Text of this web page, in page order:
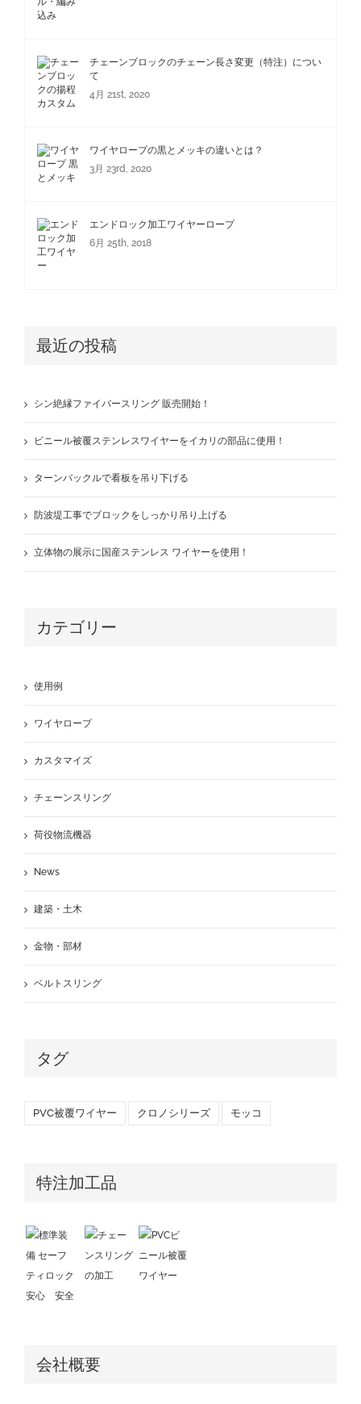
チェーンブロックのチェーン長さ変更（特注）につい
て
4月 21st, 2020
ワイヤロープの黒とメッキの違いとは？
3月 23rd, 2020
エンドロック加工ワイヤーロープ
6月 25th, 2018
最近の投稿
シン絶縁ファイバースリング 販売開始！
ビニール被覆ステンレスワイヤーをイカリの部品に使用！
ターンバックルで看板を吊り下げる
防波堤工事でブロックをしっかり吊り上げる
立体物の展示に国産ステンレス ワイヤーを使用！
カテゴリー
使用例
ワイヤロープ
カスタマイズ
チェーンスリング
荷役物流機器
News
建築・土木
金物・部材
ベルトスリング
タグ
PVC被覆ワイヤー クロノシリーズ モッコ
特注加工品
会社概要